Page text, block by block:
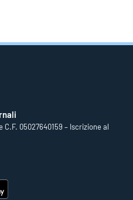
C.F. 05027640159 – Iscrizione al